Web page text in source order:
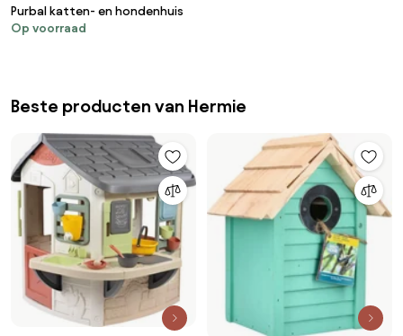
Purbal katten- en hondenhuis
Op voorraad
Beste producten van Hermie